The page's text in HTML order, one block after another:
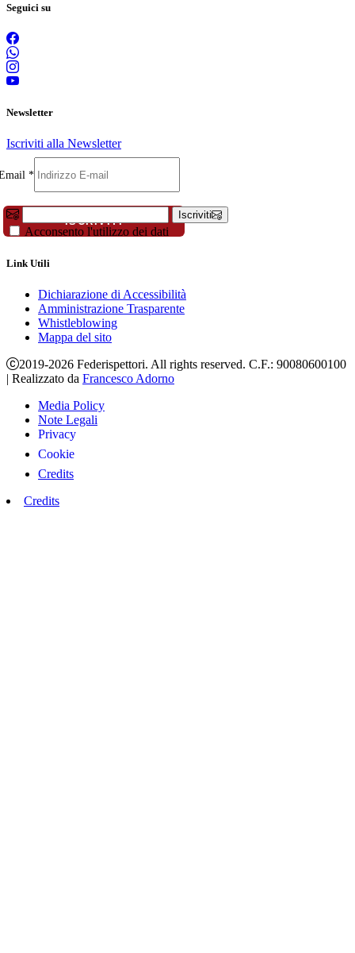
Seguici su
Newsletter
Iscriviti alla Newsletter
*
ISCRIVITI
Iscriviti
Acconsento l'utilizzo dei dati
Link Utili
Dichiarazione di Accessibilità
Amministrazione Trasparente
Whistleblowing
Mappa del sito
2019-2026 Federispettori. All rights reserved. C.F.: 90080600100
| Realizzato da Francesco Adorno
Media Policy
Note Legali
Privacy
Cookie
Credits
Credits